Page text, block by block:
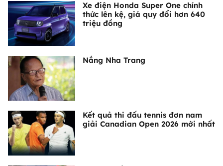
Xe điện Honda Super One chính
thức lên kệ, giá quy đổi hơn 640
triệu đồng
Nắng Nha Trang
Kết quả thi đấu tennis đơn nam
giải Canadian Open 2026 mới nhất